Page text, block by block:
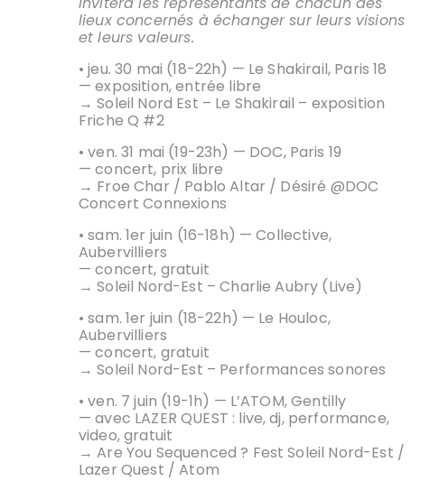
lieux concernés à échanger sur leurs visions
et leurs valeurs.
• jeu. 30 mai (18-22h) — Le Shakirail, Paris 18
— exposition, entrée libre
→Soleil Nord Est – Le Shakirail – exposition
Friche Q #2
• ven. 31 mai (19-23h) — DOC, Paris 19
— concert, prix libre
→ Froe Char / Pablo Altar / Désiré @DOC
Concert Connexions
• sam. 1er juin (16-18h) —Collective,
Aubervilliers
— concert, gratuit
→Soleil Nord-Est – Charlie Aubry (Live)
• sam. 1er juin (18-22h) — Le Houloc,
Aubervilliers
— concert, gratuit
→Soleil Nord-Est – Performances sonores
• ven. 7 juin (19-1h) — L’ATOM, Gentilly
— avec LAZER QUEST : live, dj, performance,
video, gratuit
→Are You Sequenced ? Fest Soleil Nord-Est /
Lazer Quest / Atom